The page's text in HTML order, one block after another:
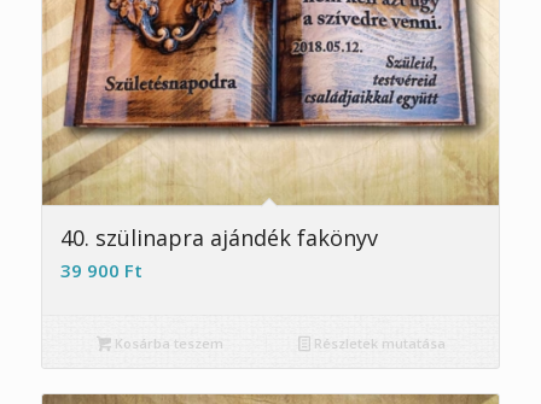
5.00
40. szülinapra ajándék fakönyv
39 900 Ft
Kosárba teszem Részletek mutatása